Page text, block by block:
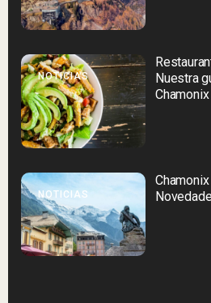
NOTICIAS
Nuestra
Chamonix
NOTICIAS